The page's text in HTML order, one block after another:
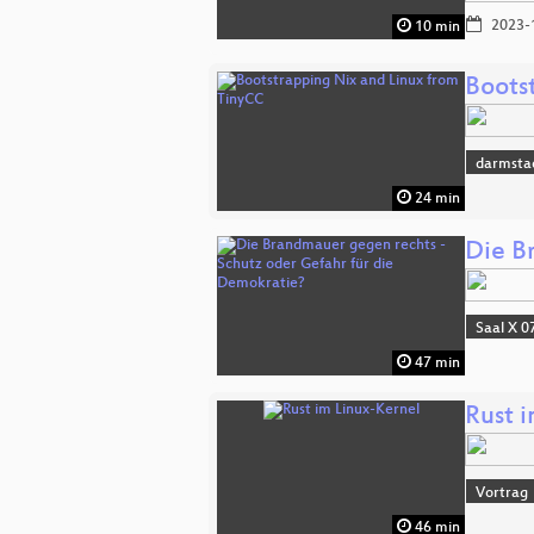
10 min
24 min
47 min
Die
Saal X
46 min
Rust
Vortrag